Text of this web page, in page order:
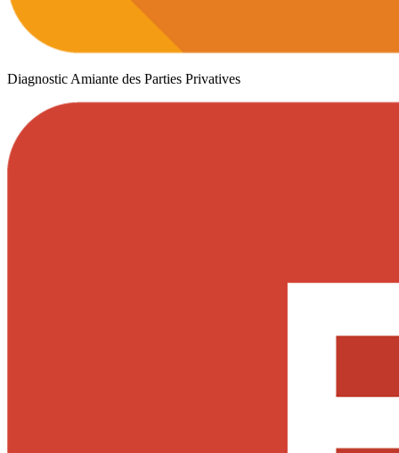
Diagnostic Amiante des Parties Privatives